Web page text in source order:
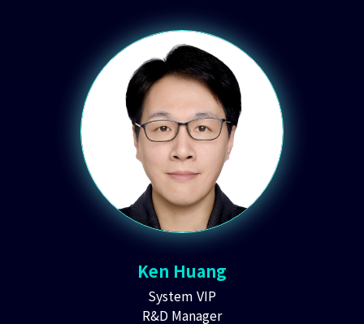
Ken Huang
System VIP
R&D Manager